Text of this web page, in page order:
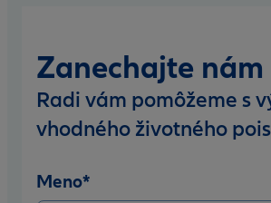
Zanechajte
Radi vám pomôžeme s
vhodného životného
Meno*